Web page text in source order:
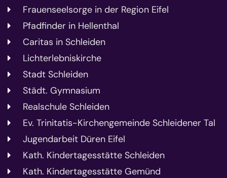
Frauenseelsorge in der Region Eifel
Pfadfinder in Hellenthal
Caritas in Schleiden
Lichterlebniskirche
Stadt Schleiden
Städt. Gymnasium
Realschule Schleiden
Ev. Trinitatis-Kirchengemeinde Schleidener Tal
Jugendarbeit Düren Eifel
Kath. Kindertagesstätte Schleiden
Kath. Kindertagesstätte Gemünd